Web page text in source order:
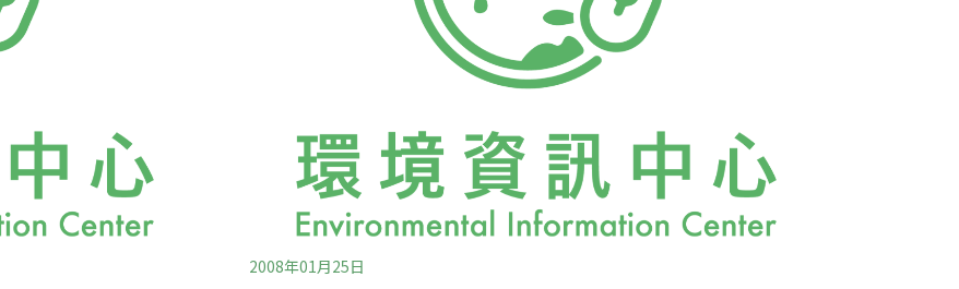
2008年01月25日